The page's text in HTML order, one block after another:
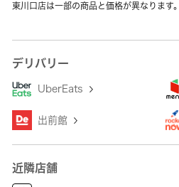
東川口店は一部の商品と価格が異なります。
デリバリー
UberEats
出前館
近隣店舗